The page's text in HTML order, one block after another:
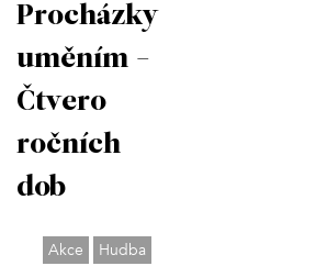
Procházky
uměním -
Čtvero
ročních
dob
Akce
Hudba